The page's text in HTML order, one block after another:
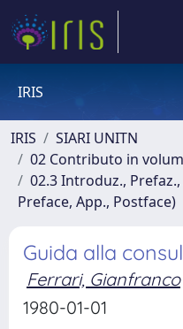
IRIS
IRIS
SIARI UNITN
02 Contributo in
02.3 Introduz.,
Preface, App., Postface)
Guida alla
Ferrari, Gianfranco
1980-01-01